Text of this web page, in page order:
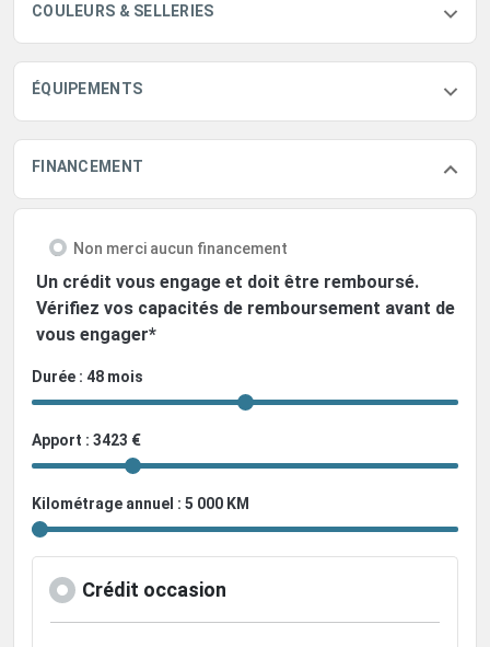
COULEURS & SELLERIES
ÉQUIPEMENTS
FINANCEMENT
Non merci aucun financement
Un crédit vous engage et doit être remboursé.
Vérifiez vos capacités de remboursement avant de
vous engager*
Durée : 48 mois
Apport : 3423 €
Kilométrage annuel : 5 000 KM
Crédit occasion